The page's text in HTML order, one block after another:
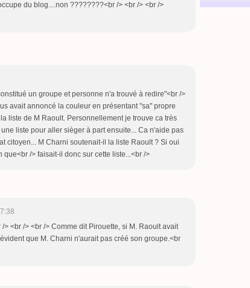
du blog....non ????????<br /> <br /> <br />
un groupe et personne n'a trouvé à redire"<br />
avait annoncé la couleur en présentant "sa" propre
liste de M Raoult. Personnellement je trouve ca très
liste pour aller sièger à part ensuite... Ca n'aide pas
citoyen... M Charni soutenait-il la liste Raoult ? Si oui
/> faisait-il donc sur cette liste...<br />
> <br /> <br /> Comme dit Pirouette, si M. Raoult avait
que M. Charni n'aurait pas créé son groupe.<br